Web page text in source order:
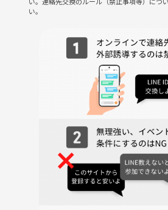
本体、ソフト、コントローラーはこちらで
普段は出来ない、大画面でゲームを楽しく
プロジェクターに繋いで大画面で大乱闘しま
経験者の方はもちろん、初心者の方やゲー
かでやったことがある、スマブラに興味が
学生時代に一度はやった事があるであろう
大画面でみんなでワイワイしながらスマブ
い。